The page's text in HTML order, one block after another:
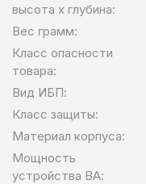
высота x глубина:
Вес грамм:
Класс опасности
товара:
Вид ИБП:
Класс защиты:
Материал корпуса:
Мощность
устройства ВА: